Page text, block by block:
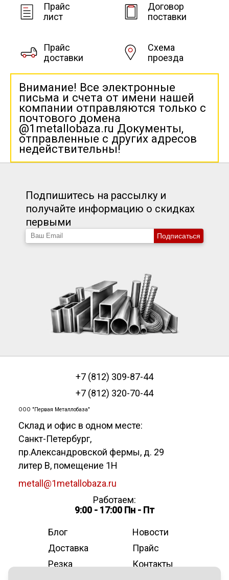
Прайс
лист
Договор
поставки
Прайс
доставки
Схема
проезда
Внимание! Все электронные
письма и счета от имени нашей
компании отправляются только с
почтового домена
@1metallobaza.ru Документы,
отправленные с других адресов
недействительны!
Подпишитесь на рассылку и
получайте информацию о скидках
первыми
Подписаться
+7 (812) 309-87-44
+7 (812) 320-70-44
ООО "Первая Металлобаза"
Склад и офис в одном месте:
Санкт-Петербург,
пр.Александровской фермы, д. 29
литер В, помещение 1Н
metall@1metallobaza.ru
Работаем:
9:00 - 17:00 Пн - Пт
Блог
Новости
Доставка
Прайс
Резка
Контакты